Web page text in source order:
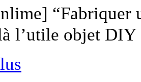
“Fabriquer
l’utile objet